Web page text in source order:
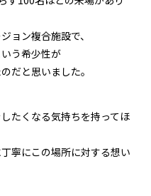
ョン複合施設で、
う希少性が
だと思いました。
たくなる気持ちを持ってほ
寧にこの場所に対する想い